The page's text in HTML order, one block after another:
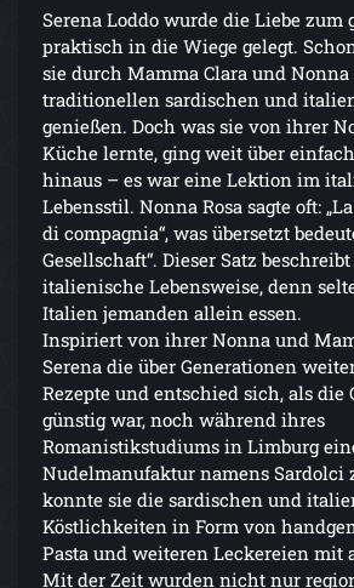
Serena Loddo wurde die Liebe zum
praktisch in die Wiege gelegt.
sie durch Mamma Clara und Nonna
traditionellen sardischen und
genießen. Doch was sie von ihrer
Küche lernte, ging weit über
hinaus – es war eine Lektion im
Lebensstil. Nonna Rosa sagte oft:
di compagnia“, was übersetzt
Gesellschaft“. Dieser Satz
italienische Lebensweise, denn
Italien jemanden allein essen.
Inspiriert von ihrer Nonna und
Serena die über Generationen
Rezepte und entschied sich, als die
günstig war, noch während ihres
Romanistikstudiums in Limburg
Nudelmanufaktur namens Sardolci
konnte sie die sardischen und
Köstlichkeiten in Form von
Pasta und weiteren Leckereien mit
Mit der Zeit wurden nicht nur